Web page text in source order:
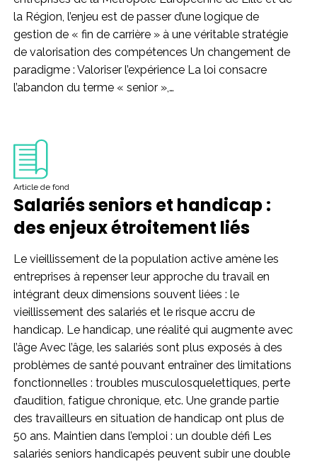
la Région, l’enjeu est de passer d’une logique de
gestion de « fin de carrière » à une véritable stratégie
de valorisation des compétences Un changement de
paradigme : Valoriser l’expérience La loi consacre
l’abandon du terme « senior »,…
Article de fond
Salariés seniors et handicap :
des enjeux étroitement liés
Le vieillissement de la population active amène les
entreprises à repenser leur approche du travail en
intégrant deux dimensions souvent liées : le
vieillissement des salariés et le risque accru de
handicap. Le handicap, une réalité qui augmente avec
l’âge Avec l’âge, les salariés sont plus exposés à des
problèmes de santé pouvant entraîner des limitations
fonctionnelles : troubles musculosquelettiques, perte
d’audition, fatigue chronique, etc. Une grande partie
des travailleurs en situation de handicap ont plus de
50 ans. Maintien dans l’emploi : un double défi Les
salariés seniors handicapés peuvent subir une double